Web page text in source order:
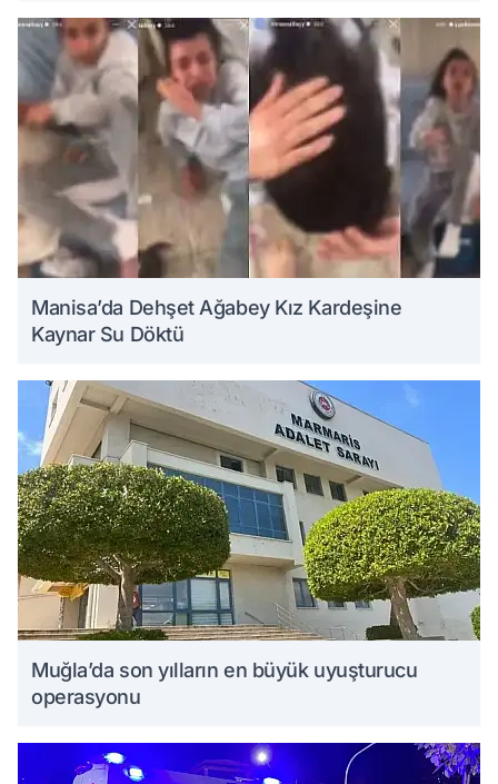
Manisa’da Dehşet Ağabey Kız Kardeşine
Kaynar Su Döktü
Muğla’da son yılların en büyük uyuşturucu
operasyonu